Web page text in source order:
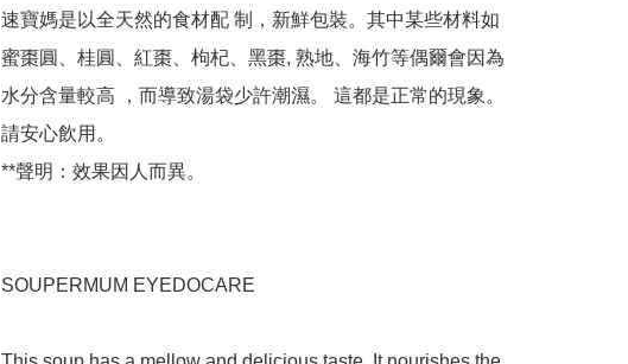
速寶媽是以全天然的食材配 制，新鮮包裝。其中某些材料如
蜜棗圓、桂圓、紅棗、枸杞、黑棗, 熟地、海竹等偶爾會因為
水分含量較高 ，而導致湯袋少許潮濕。 這都是正常的現象。
請安心飲用。
**聲明：效果因人而異。
SOUPERMUM EYEDOCARE